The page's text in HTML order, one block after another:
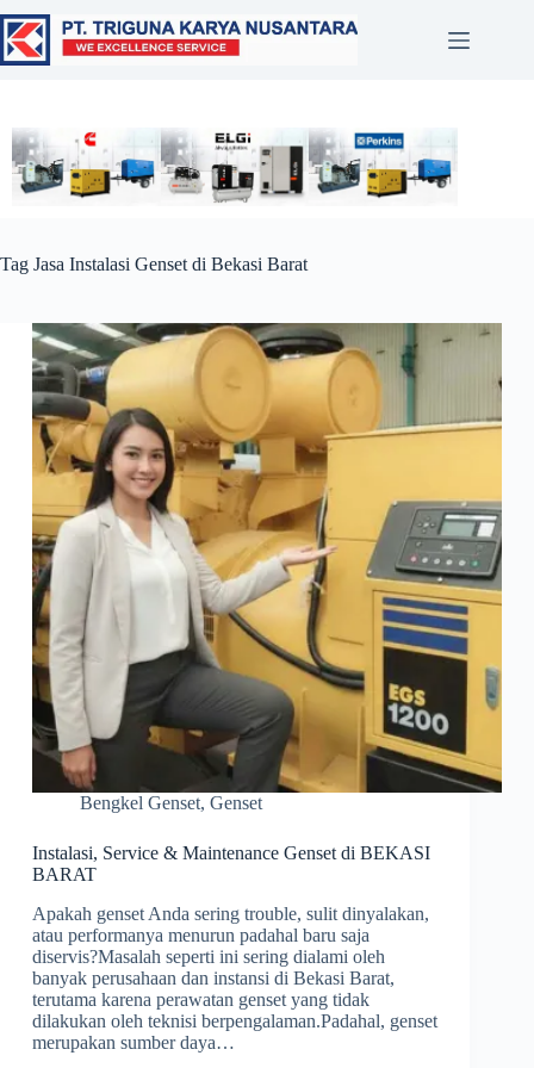
Tag Jasa Instalasi Genset di Bekasi Barat
Bengkel Genset, Genset
Instalasi, Service & Maintenance Genset di BEKASI
BARAT
Apakah genset Anda sering trouble, sulit dinyalakan,
atau performanya menurun padahal baru saja
diservis?Masalah seperti ini sering dialami oleh
banyak perusahaan dan instansi di Bekasi Barat,
terutama karena perawatan genset yang tidak
dilakukan oleh teknisi berpengalaman.Padahal, genset
merupakan sumber daya…